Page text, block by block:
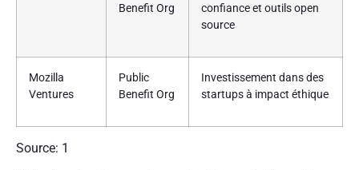
Benefit Org
confiance et outils open
source
Mozilla
Ventures
Public
Benefit Org
Investissement dans des
startups à impact éthique
Source: 1